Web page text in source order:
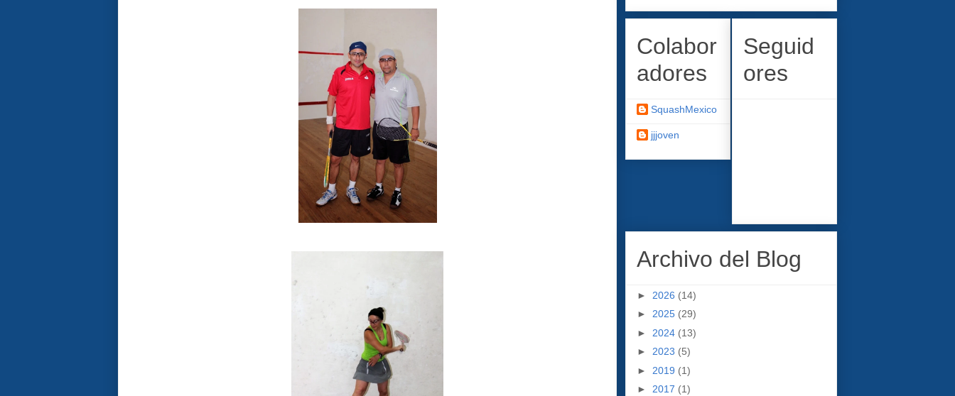
Colabor
adores
SquashMexico
jjjoven
Seguid
ores
Archivo del Blog
► 2026 (14)
► 2025 (29)
► 2024 (13)
► 2023 (5)
► 2019 (1)
► 2017 (1)